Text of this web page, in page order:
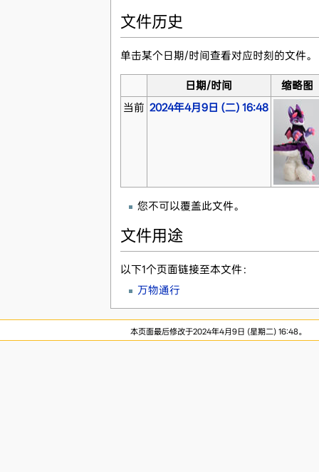
文件历史
单击某个日期/时间查看对应时刻的文件。
日期/时间
缩略图
当前 2024年4月9日 (二) 16:48
您不可以覆盖此文件。
文件用途
以下1个页面链接至本文件：
万物通行
本页面最后修改于2024年4月9日 (星期二) 16:48。